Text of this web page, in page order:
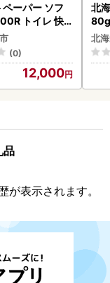
ペーパー ソフ
トイレ 快
R〕
(0)
12,000
北
ク
く
道
北
品
表示されます。